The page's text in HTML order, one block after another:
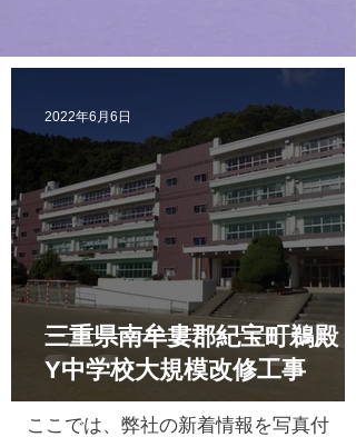
三重県南牟婁郡紀宝町鵜殿
Y中学校大規模改修工事
2022年6月6日
ここでは、弊社の新着情報を写真付